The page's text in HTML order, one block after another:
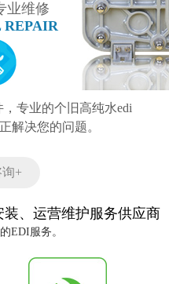
业维修
专业的个旧高纯水edi
解决您的问题。
+
、运营维护服务供应商
EDI服务。